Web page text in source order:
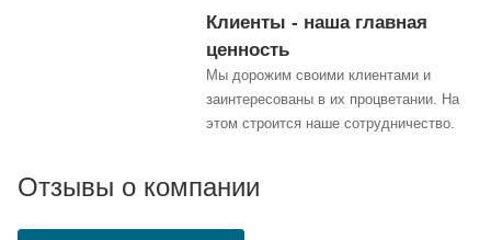
Клиенты - наша главная
ценность
Мы дорожим своими клиентами и
заинтересованы в их процветании. На
этом строится наше сотрудничество.
Отзывы о компании